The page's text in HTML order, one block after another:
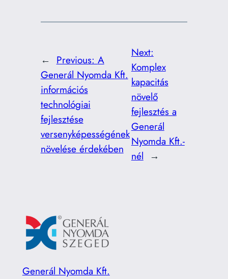
← Previous: A
Generál Nyomda Kft.
információs
technológiai
fejlesztése
versenyképességének
növelése érdekében
Next:
Komplex
kapacitás
növelő
fejlesztés a
Generál
Nyomda Kft.-
nél →
Generál Nyomda Kft.